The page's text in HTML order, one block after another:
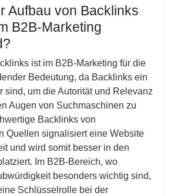
Aufbau von Backlinks
B2B-Marketing
ist im B2B-Marketing für die
Bedeutung, da Backlinks ein
sind, um die Autorität und Relevanz
Augen von Suchmaschinen zu
Backlinks von
Quellen signalisiert eine Website
und wird somit besser in den
Im B2B-Bereich, wo
besonders wichtig sind,
Schlüsselrolle bei der